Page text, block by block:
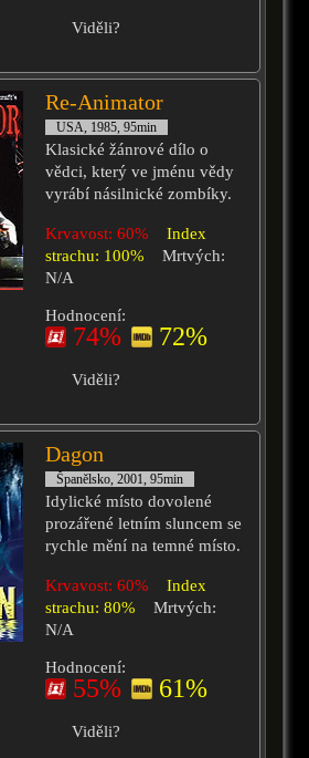
Viděli?
Re-Animator
USA, 1985, 95min
Klasické žánrové dílo o
vědci, který ve jménu vědy
vyrábí násilnické zombíky.
Krvavost: 60%
Index
strachu: 100%
Mrtvých:
N/A
Hodnocení:
74% 72%
Viděli?
Dagon
Španělsko, 2001, 95min
Idylické místo dovolené
prozářené letním sluncem se
rychle mění na temné místo.
Krvavost: 60%
Index
strachu: 80%
Mrtvých:
N/A
Hodnocení:
55% 61%
Viděli?